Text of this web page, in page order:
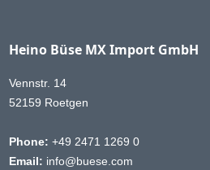
Heino Büse MX Import GmbH
Vennstr. 14
52159 Roetgen
Phone: +49 2471 1269 0
Email: info@buese.com